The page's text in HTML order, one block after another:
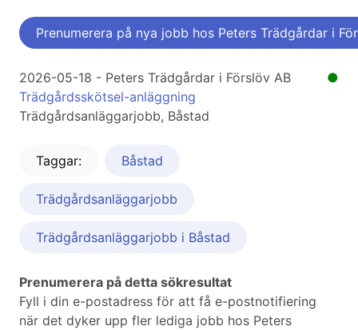
Prenumerera på nya jobb hos Peters Trädgårdar i
●
2026-05-18 - Peters Trädgårdar i Förslöv AB
Trädgårdsskötsel-anläggning
Trädgårdsanläggarjobb, Båstad
Taggar: Båstad
Trädgårdsanläggarjobb
Trädgårdsanläggarjobb i Båstad
Prenumerera på detta sökresultat
Fyll i din e-postadress för att få e-postnotifiering
när det dyker upp fler lediga jobb hos Peters